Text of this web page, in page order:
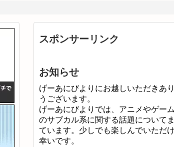
スポンサーリンク
お知らせ
げーあにびよりにお越しいただきあ
うございます。
げーあにびよりでは、アニメやゲー
のサブカル系に関する話題について
ています。少しでも楽しんでいただ
幸いです。